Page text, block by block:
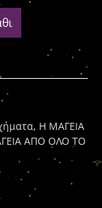
, Η ΜΑΓΕΙΑ
ΑΠΟ ΟΛΟ ΤΟ